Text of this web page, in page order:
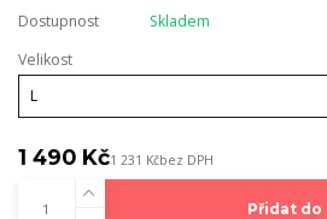
Dostupnost
Skladem
Velikost
1 490 Kč1 231 Kčbez DPH
Přidat do